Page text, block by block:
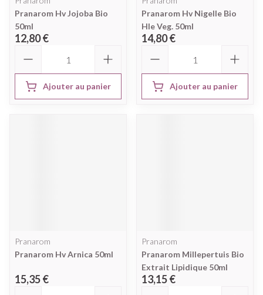
Pranarom Hv Jojoba Bio
50ml
12,80 €
Ajouter au panier
Pranarom Hv Nigelle Bio
Hle Veg. 50ml
14,80 €
Ajouter au panier
Pranarom
Pranarom Hv Arnica 50ml
15,35 €
Pranarom
Pranarom Millepertuis Bio
Extrait Lipidique 50ml
13,15 €